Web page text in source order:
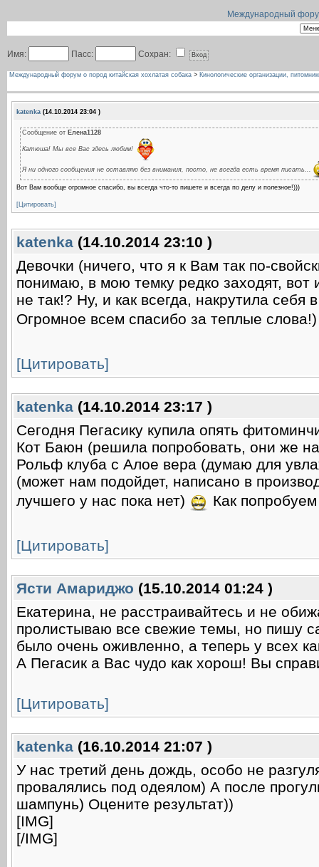
Международный
Имя: Пасс: Сохран:
Международный форум о пород китайская хохлатая собака > Кинологические организации,
katenka (14.10.2014 23:04 )
Сообщение от Елена1128
Катюша! Мы все Вас здесь любим!
Я ни одного сообщения не оставляю без внимания, посто, не всегда есть время писать...
Вот Вам вообще огромное спасибо, вы всегда что-то пишете и всегда по делу и полезное!)))
[Цитировать]
katenka (14.10.2014 23:10 )
Девочки (ничего, что я к Вам так по-
понимаю, в мою темку редко заходят,
не так!? Ну, и как всегда, накрутила
Огромное всем спасибо за теплые слова!)
[Цитировать]
katenka (14.10.2014 23:17 )
Сегодня Пегасику купила опять
Кот Баюн (решила попробовать, они же
Рольф клуба с Алое вера (думаю для
(может нам подойдет, написано в
лучшего у нас пока нет)
Как
[Цитировать]
Ясти Амариджо (15.10.2014 01:24 )
Екатерина, не расстраивайтесь и не
пролистываю все свежие темы, но пишу
было очень оживленно, а теперь у всех
А Пегасик а Вас чудо как хорош! Вы
[Цитировать]
katenka (16.10.2014 21:07 )
У нас третий день дождь, особо не
провалялись под одеялом) А после
шампунь) Оцените результат))
[IMG]
[/IMG]